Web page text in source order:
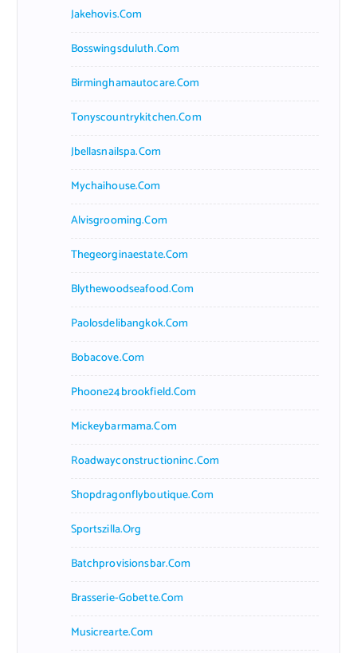
Jakehovis.com
Bosswingsduluth.com
Birminghamautocare.com
Tonyscountrykitchen.com
Jbellasnailspa.com
Mychaihouse.com
Alvisgrooming.com
Thegeorginaestate.com
Blythewoodseafood.com
Paolosdelibangkok.com
Bobacove.com
Phoone24brookfield.com
Mickeybarmama.com
Roadwayconstructioninc.com
Shopdragonflyboutique.com
Sportszilla.org
Batchprovisionsbar.com
Brasserie-Gobette.com
Musicrearte.com